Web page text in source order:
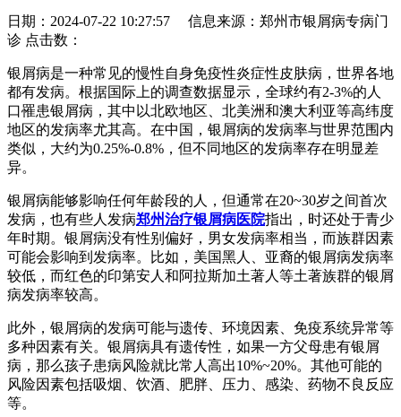
日期：2024-07-22 10:27:57 信息来源：郑州市银屑病专病门
诊 点击数：
银屑病是一种常见的慢性自身免疫性炎症性皮肤病，世界各地
都有发病。根据国际上的调查数据显示，全球约有2-3%的人
口罹患银屑病，其中以北欧地区、北美洲和澳大利亚等高纬度
地区的发病率尤其高。在中国，银屑病的发病率与世界范围内
类似，大约为0.25%-0.8%，但不同地区的发病率存在明显差
异。
银屑病能够影响任何年龄段的人，但通常在20~30岁之间首次
发病，也有些人发病郑州治疗银屑病医院指出，时还处于青少
年时期。银屑病没有性别偏好，男女发病率相当，而族群因素
可能会影响到发病率。比如，美国黑人、亚裔的银屑病发病率
较低，而红色的印第安人和阿拉斯加土著人等土著族群的银屑
病发病率较高。
此外，银屑病的发病可能与遗传、环境因素、免疫系统异常等
多种因素有关。银屑病具有遗传性，如果一方父母患有银屑
病，那么孩子患病风险就比常人高出10%~20%。其他可能的
风险因素包括吸烟、饮酒、肥胖、压力、感染、药物不良反应
等。